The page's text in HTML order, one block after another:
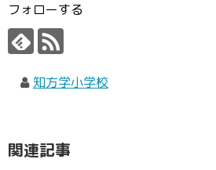
フォローする
知方学小学校
関連記事